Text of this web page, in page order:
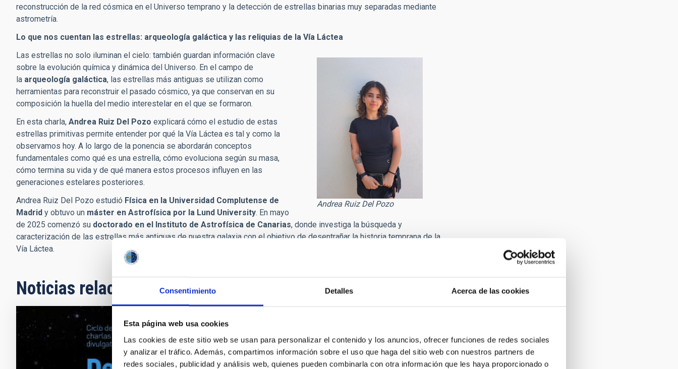
Consentimiento Detalles Acerca de las cookies
Esta página web usa cookies
Las cookies de este sitio web se usan para personalizar el contenido y los anuncios, ofrecer funciones de redes sociales
y analizar el tráfico. Además, compartimos información sobre el uso que haga del sitio web con nuestros partners de
redes sociales, publicidad y análisis web, quienes pueden combinarla con otra información que les haya proporcionado o
reconstrucción de la red cósmica en el Universo temprano y la detección de estrellas binarias muy separadas mediante
astrometría.
Lo que nos cuentan las estrellas: arqueología galáctica y las reliquias de la Vía Láctea
Andrea Ruiz Del Pozo
Las estrellas no solo iluminan el cielo: también guardan información clave
sobre la evolución química y dinámica del Universo. En el campo de
la arqueología galáctica, las estrellas más antiguas se utilizan como
herramientas para reconstruir el pasado cósmico, ya que conservan en su
composición la huella del medio interestelar en el que se formaron.
En esta charla, Andrea Ruiz Del Pozo explicará cómo el estudio de estas
estrellas primitivas permite entender por qué la Vía Láctea es tal y como la
observamos hoy. A lo largo de la ponencia se abordarán conceptos
fundamentales como qué es una estrella, cómo evoluciona según su masa,
cómo termina su vida y de qué manera estos procesos influyen en las
generaciones estelares posteriores.
Andrea Ruiz Del Pozo estudió Física en la Universidad Complutense de
Madrid y obtuvo un máster en Astrofísica por la Lund University. En mayo
de 2025 comenzó su doctorado en el Instituto de Astrofísica de Canarias, donde investiga la búsqueda y
caracterización de las estrellas más antiguas de nuestra galaxia con el objetivo de desentrañar la historia temprana de la
Vía Láctea.
Noticias relacionadas
Simulaciones cósmicas y universo de bajo brillo,
en la nueva sesión de ‘Del Cielo a la Tesis’ del IAC